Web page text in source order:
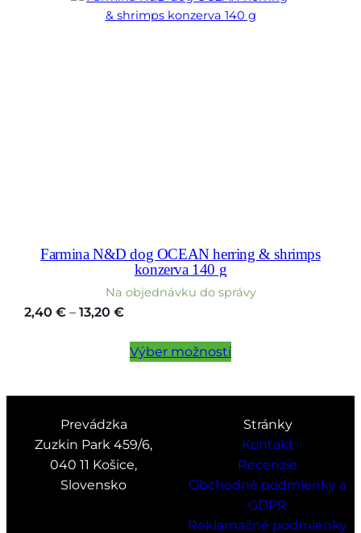
Farmina N&D dog OCEAN herring & shrimps
konzerva 140 g
Na objednávku do správy
2,40 € – 13,20 €Price
2,40 €
13,20 €
Výber možností
Prevádzka
Zuzkin Park 459/6,
040 11 Košice,
Slovensko
Stránky
Kontakt
Recenzie
Obchodné podmienky a
GDPR
Reklamačné podmienky